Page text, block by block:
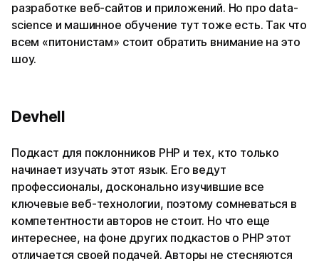
разработке веб-сайтов и приложений. Но про data-
science и машинное обучение тут тоже есть. Так что
всем «питонистам» стоит обратить внимание на это
шоу.
Devhell
Подкаст для поклонников PHP и тех, кто только
начинает изучать этот язык. Его ведут
профессионалы, досконально изучившие все
ключевые веб-технологии, поэтому сомневаться в
компетентности авторов не стоит. Но что еще
интереснее, на фоне других подкастов о PHP этот
отличается своей подачей. Авторы не стесняются